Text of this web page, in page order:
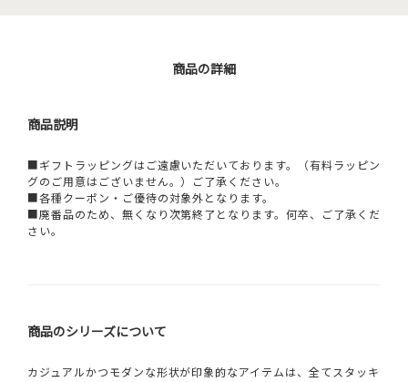
商品の詳細
商品説明
■ギフトラッピングはご遠慮いただいております。（有料ラッピン
グのご用意はございません。）ご了承ください。
■各種クーポン・ご優待の対象外となります。
■廃番品のため、無くなり次第終了となります。何卒、ご了承くだ
さい。
商品のシリーズについて
カジュアルかつモダンな形状が印象的なアイテムは、全てスタッキ